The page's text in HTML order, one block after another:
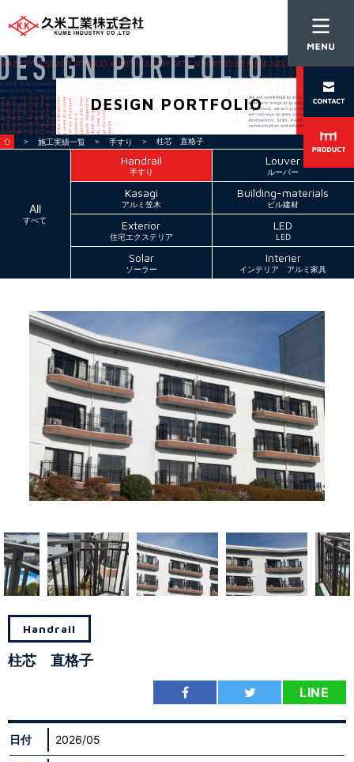
DESIGN PORTFOLIO
＞ 施工実績一覧 ＞ 手すり ＞ 柱芯 直格子
All
すべて
Handrail
手すり
Louver
ルーバー
Kasagi
アルミ笠木
Building-materials
ビル建材
Exterior
住宅エクステリア
LED
LED
Solar
ソーラー
Interier
インテリア アルミ家具
Handrail
柱芯 直格子
LINE
日付 2026/05